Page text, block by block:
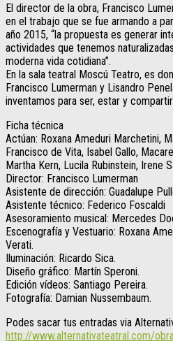
El director de la obra, Francisco
en el trabajo que se fue armando a
año 2015, “la propuesta es generar
actividades que tenemos
moderna vida cotidiana”.
En la sala teatral Moscú Teatro, es
Francisco Lumerman y Lisandro
inventamos para ser, estar y compartir
Ficha técnica
Actúan: Roxana Ameduri Marchetini,
Francisco de Vita, Isabel Gallo,
Martha Kern, Lucila Rubinstein, Irene
Director: Francisco Lumerman
Asistente de dirección: Guadalupe
Asistente técnico: Federico Foscaldi
Asesoramiento musical: Mercedes
Escenografía y Vestuario: Roxana
Verati.
Iluminación: Ricardo Sica.
Diseño gráfico: Martín Speroni.
Edición vídeos: Santiago Pereira.
Fotografía: Damian Nussembaum.
Podes sacar tus entradas via
http://www.alternativateatral.com/